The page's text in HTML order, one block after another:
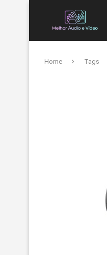
Home Tags